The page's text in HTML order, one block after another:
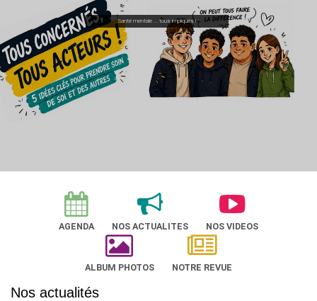
Santé mentale ... tous impliqués !
AGENDA NOS ACTUALITES NOS VIDEOS
ALBUM PHOTOS NOTRE REVUE
Nos actualités